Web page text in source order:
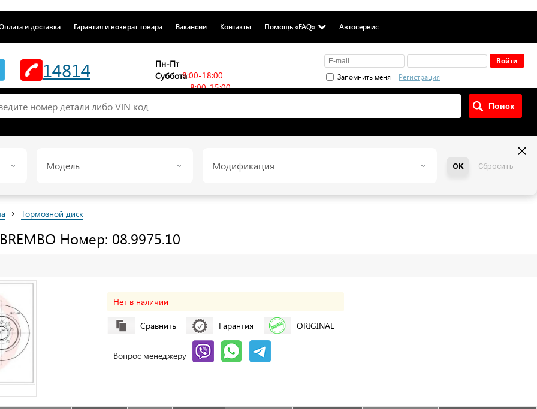
и доставка Гарантия и возврат товара Вакансии Контакты Помощь «FAQ» Автосервис
14814
Пн-Пт
8:00-18:00
Суббота
8:00-15:00
Запомнить меня Регистрация
Модель Модификация OK Сбросить
› Тормозной диск
BREMBO Номер: 08.9975.10
Нет в наличии
Сравнить Гарантия ORIGINAL
Вопрос менеджеру